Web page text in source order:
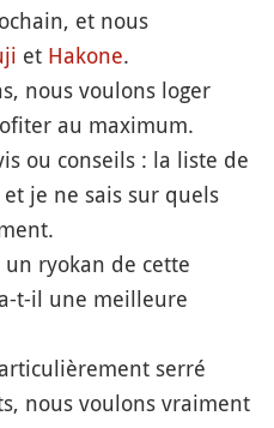
et nous
et Hakone.
nous voulons loger
au maximum.
ou conseils : la liste de
je ne sais sur quels
ryokan de cette
t-il une meilleure
serré
nous voulons vraiment